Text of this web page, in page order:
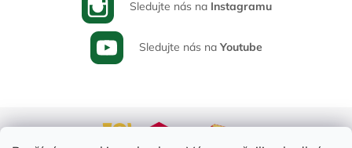
Sledujte nás na Instagramu
Sledujte nás na Youtube